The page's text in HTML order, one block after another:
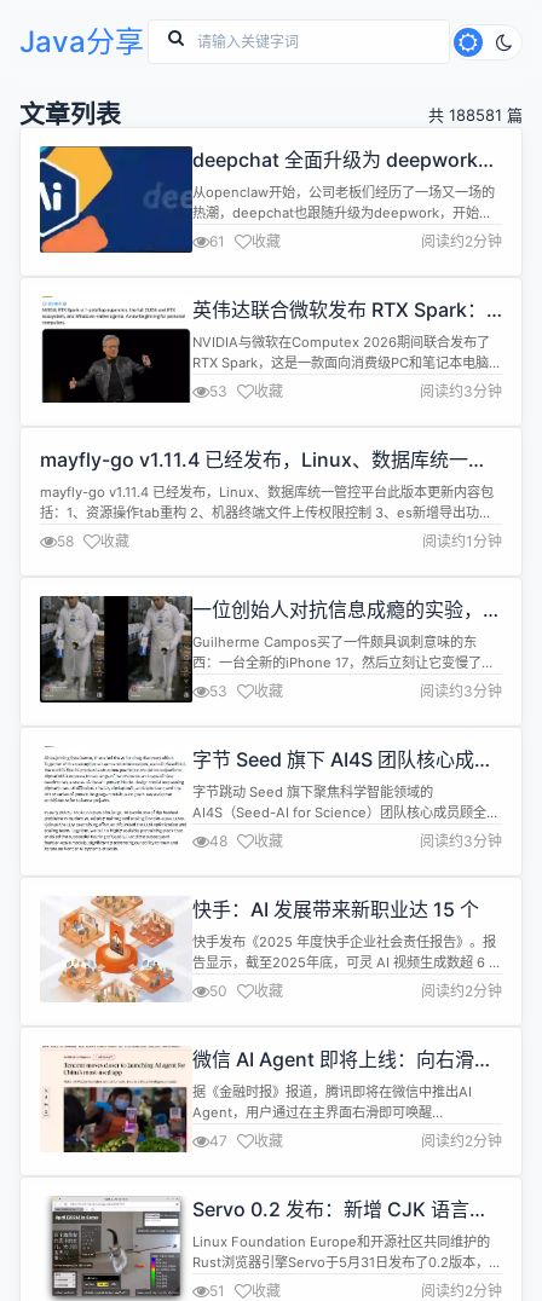
Java分享
文章列表 共 188581 篇
deepchat 全面升级为 deepwork，
成为你的工作助手
从openclaw开始，公司老板们经历了一场又一场的
热潮，deepchat也跟随升级为deepwork，开始探
索企业数字员工助手 本次为重大更新： AI框架更换
为spring-ai&amp;spring-ai-alibaba 集成flyway，
实现数据库自动升级 默认向量数据库使用
用supabase） ...
61 收藏 阅读约2分钟
英伟达联合微软发布 RTX Spark：
消费级 ARM 超级芯片、1 Petaflop
算力塞进 Windows PC
NVIDIA与微软在Computex 2026期间联合发布了
RTX Spark，这是一款面向消费级PC和笔记本电脑的
ARM超级芯片。NVIDIA CEO将其描述为&quot;个
人电脑的新起点&quot;，将Petaflop级AI算力带入消
费级设备。 RTX Spark的核心参数令人印象深刻：
N3E...
53 收藏 阅读约3分钟
mayfly-go v1.11.4 已经发布，Linux、数据库统一管
控平台
mayfly-go v1.11.4 已经发布，Linux、数据库统一管控平台此版本更新内容包
括：1、资源操作tab重构 2、机器终端文件上传权限控制 3、es新增导出功能
4、kafka操作优化详情查看：https://gitee.com/dromara/mayfly-
go/releases/v1.11.4
58 收藏 阅读约1分钟
一位创始人对抗信息成瘾的实验，购
买 iPhone 17 然后对其限速
Guilherme Campos买了一件颇具讽刺意味的东
西：一台全新的iPhone 17，然后立刻让它变慢了。
这听起来有违常理&mdash;&mdash;花大价钱买一
台性能怪兽，再亲手把它降速&mdash;&mdash;但
他有充分的理由。 Campos长期与&quot;刷屏成瘾
解决方案：彻底断网...
53 收藏 阅读约3分钟
字节 Seed 旗下 AI4S 团队核心成员
顾全全宣布离职
字节跳动 Seed 旗下聚焦科学智能领域的
AI4S（Seed-AI for Science）团队核心成员顾全全
在 X 平台上官宣了离职消息： 今天是我在字节跳动
Seed 的最后一天。 过去三年里，我有幸在人工智能
领域两个最令人振奋的前沿领域工作：用于药物发现
涯中能同时致力于治愈疾病和构建前沿智能的机会实
属罕见...
48 收藏 阅读约3分钟
快手：AI 发展带来新职业达 15 个
快手发布《2025 年度快手企业社会责任报告》。报
告显示，截至2025年底，可灵 AI 视频生成数超 6 亿
个。企业重点布局大模型领域，累计申请专利 510
件，获得授权 270 件。 截至 2025 年底，快手平台
共带动 4860 万个就业机会，其中平台直接带动就业
容生态体系带动就业 712 万个。...
50 收藏 阅读约2分钟
微信 AI Agent 即将上线：向右滑动
即可唤醒，支持自动调用小程序
据《金融时报》报道，腾讯即将在微信中推出AI
Agent，用户通过在主界面右滑即可唤醒
&mdash;&mdash;类似于在iPhone上调用Siri的方
式。这款AI Agent将能够代表用户自动操作微信内的
小程序，完成充值、缴费、点餐等日常任务，真正实
透露，该AI Agent的核心能力是自主使用微信小...
47 收藏 阅读约2分钟
Servo 0.2 发布：新增 CJK 语言支
持、Android 端 APK 缩小 30%
Linux Foundation Europe和开源社区共同维护的
Rust浏览器引擎Servo于5月31日发布了0.2版本，这
是该项目的月度发布计划的一部分。Servo 0.2在桌
51 收藏 阅读约2分钟